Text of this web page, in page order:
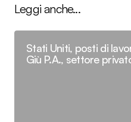
Leggi anche...
Stati Uniti, posti di
Giù P.A., settore